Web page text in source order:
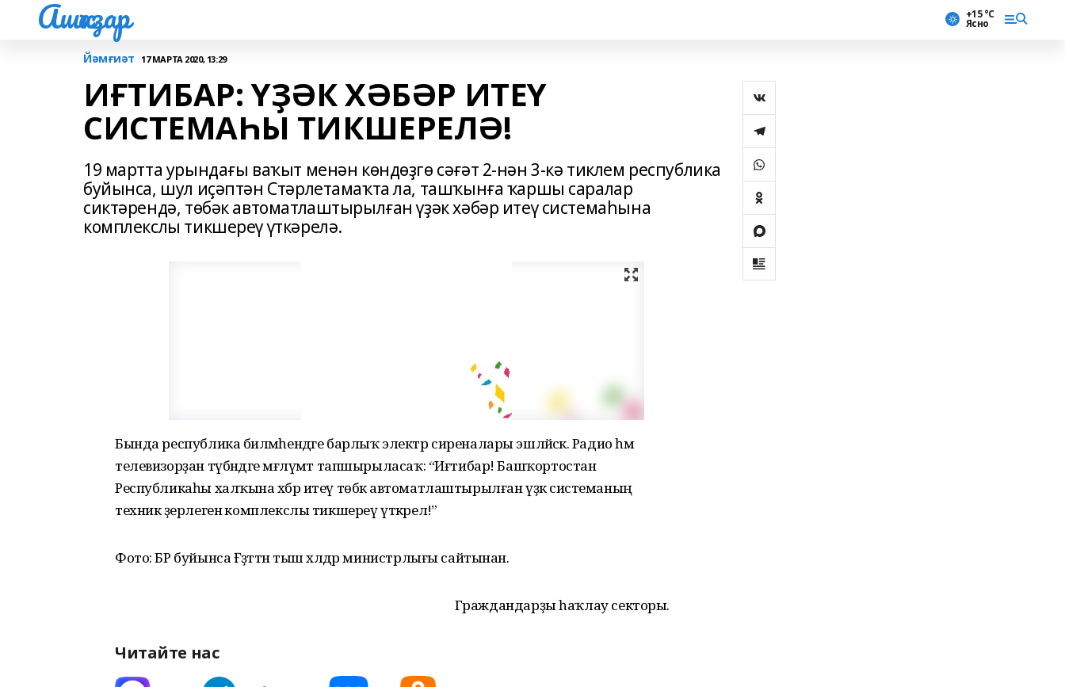
Ашҡаҙар +15 °С
Ясно
Йәмғиәт 17 МАРТА 2020, 13:29
ИҒТИБАР: ҮҘӘК ХӘБӘР ИТЕҮ
СИСТЕМАҺЫ ТИКШЕРЕЛӘ!
19 мартта урындағы ваҡыт менән көндөҙгө сәғәт 2-нән 3-кә тиклем республика
буйынса, шул иҫәптән Стәрлетамаҡта ла, ташҡынға ҡаршы саралар
сиктәрендә, төбәк автоматлаштырылған үҙәк хәбәр итеү системаһына
комплекслы тикшереү үткәрелә.
Бында республика биләмәһендәге барлыҡ электр сиреналары эшләйәсәк. Радио һәм
телевизорҙан түбәндәге мәғлүмәт тапшырыласаҡ: “Иғтибар! Башҡортостан
Республикаһы халҡына хәбәр итеү төбәк автоматлаштырылған үҙәк системаның
техник әҙерлегенә комплекслы тикшереү үткәрелә!”
Фото: БР буйынса Ғәҙәттән тыш хәлдәр министрлығы сайтынан.
Граждандарҙы һаҡлау секторы.
Читайте нас